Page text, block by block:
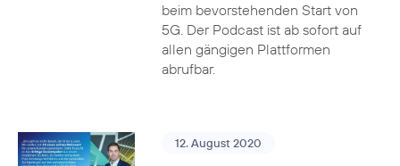
beim bevorstehenden Start von
5G. Der Podcast ist ab sofort auf
allen gängigen Plattformen
abrufbar.
12. August 2020